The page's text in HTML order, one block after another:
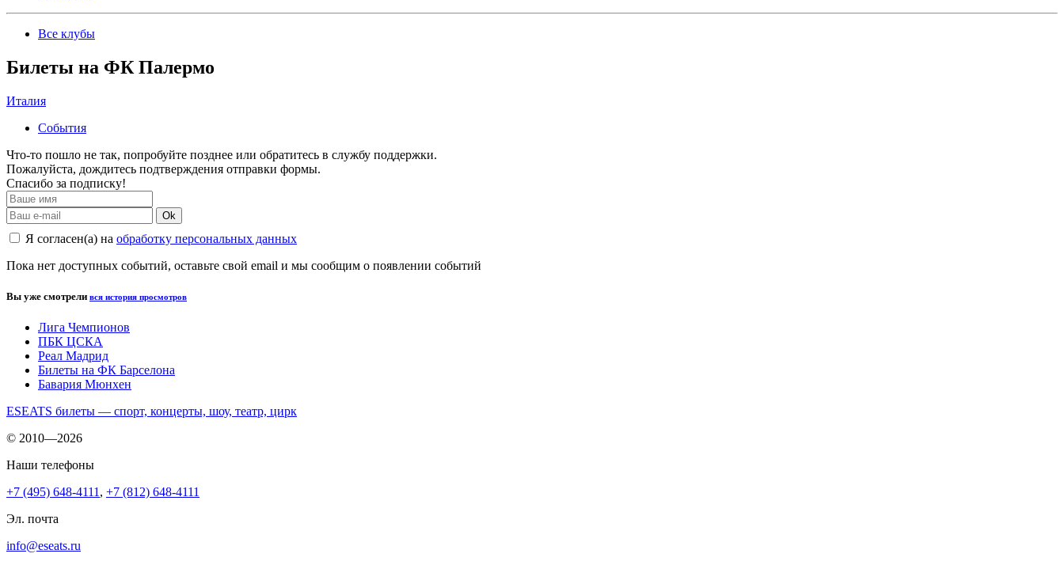
Все клубы
Билеты на ФК Палермо
Италия
События
Что-то пошло не так, попробуйте позднее или обратитесь в службу поддержки.
Пожалуйста, дождитесь подтверждения отправки формы.
Спасибо за подписку!
Ok
Я согласен(а) на обработку персональных данных
Пока нет доступных событий, оставьте свой email и мы сообщим о появлении событий
Вы уже смотрели вся история просмотров
Лига Чемпионов
ПБК ЦСКА
Реал Мадрид
Билеты на ФК Барселона
Бавария Мюнхен
ESEATS билеты — спорт, концерты, шоу, театр, цирк
© 2010—2026
Наши телефоны
+7 (495) 648-4111 , +7 (812) 648-4111
Эл. почта
info@eseats.ru